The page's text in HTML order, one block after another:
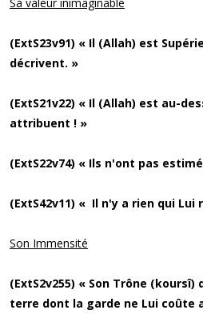
(ExtS23v91) « Il (Allah) est
décrivent. »
(ExtS21v22) « Il (Allah) est au-
attribuent ! »
(ExtS22v74) « Ils n'ont pas
(ExtS42v11) « Il n'y a rien qui Lui
Son Immensité
(ExtS2v255) « Son Trône
terre dont la garde ne Lui coûte